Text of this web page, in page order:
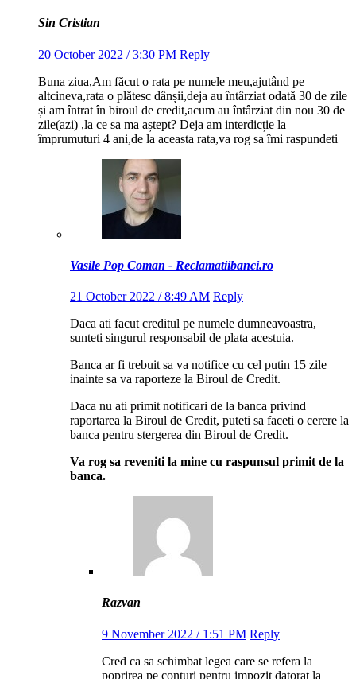
Sin Cristian
20 October 2022 / 3:30 PM Reply
Buna ziua,Am făcut o rata pe numele meu,ajutând pe
altcineva,rata o plătesc dânșii,deja au întârziat odată 30 de zile
și am întrat în biroul de credit,acum au întârziat din nou 30 de
zile(azi) ,la ce sa ma aștept? Deja am interdicție la
împrumuturi 4 ani,de la aceasta rata,va rog sa îmi raspundeti
Vasile Pop Coman - Reclamatiibanci.ro
21 October 2022 / 8:49 AM Reply
Daca ati facut creditul pe numele dumneavoastra,
sunteti singurul responsabil de plata acestuia.
Banca ar fi trebuit sa va notifice cu cel putin 15 zile
inainte sa va raporteze la Biroul de Credit.
Daca nu ati primit notificari de la banca privind
raportarea la Biroul de Credit, puteti sa faceti o cerere la
banca pentru stergerea din Biroul de Credit.
Va rog sa reveniti la mine cu raspunsul primit de la
banca.
Razvan
9 November 2022 / 1:51 PM Reply
Cred ca sa schimbat legea care se refera la
poprirea pe conturi pentru impozit datorat la